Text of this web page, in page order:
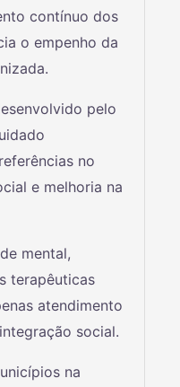
contínuo dos
o empenho da
pelo
no
e melhoria na
mental,
terapêuticas
atendimento
social.
na